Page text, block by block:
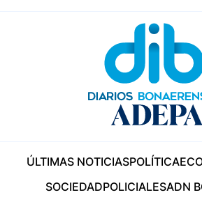
ÚLTIMAS NOTICIASPOLÍTICA
SOCIEDADPOLICIALESADN